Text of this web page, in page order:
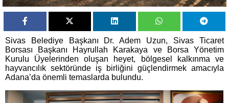
Sivas Belediye Başkanı Dr. Adem Uzun, Sivas Ticaret
Borsası Başkanı Hayrullah Karakaya ve Borsa Yönetim
Kurulu Üyelerinden oluşan heyet, bölgesel kalkınma ve
hayvancılık sektöründe iş birliğini güçlendirmek amacıyla
Adana’da önemli temaslarda bulundu.